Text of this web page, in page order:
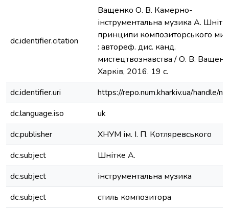
dc.identifier.citation
Ващенко О. В. Камерно-
інструментальна музика А.
принципи композиторського
: автореф. дис. канд.
мистецтвознавства / О. В.
Харків, 2016. 19 с.
dc.identifier.uri
https://repo.num.kharkiv.ua/handle/
dc.language.iso
uk
dc.publisher
ХНУМ ім. І. П. Котляревського
dc.subject
Шнітке А.
dc.subject
інструментальна музика
dc.subject
стиль композитора